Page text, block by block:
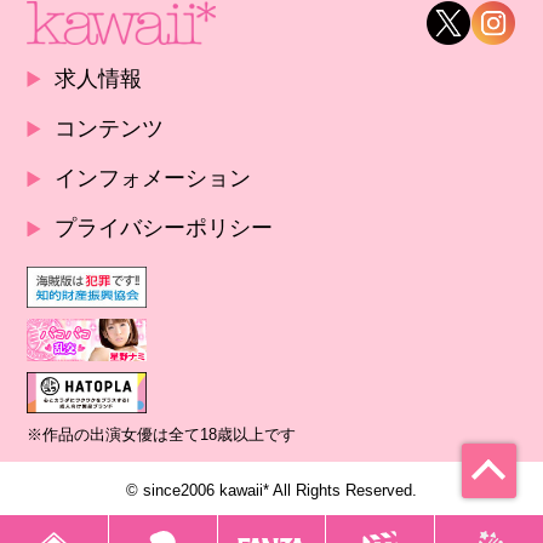
求人情報
コンテンツ
インフォメーション
プライバシーポリシー
※作品の出演女優は全て18歳以上です
© since2006 kawaii* All Rights Reserved.